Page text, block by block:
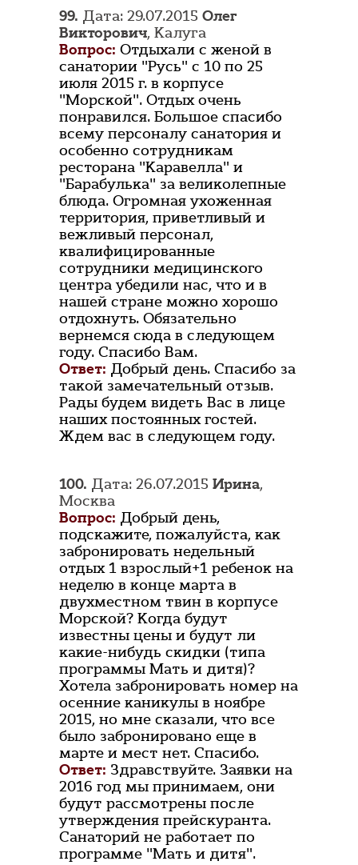
99. Дата: 29.07.2015 Олег
Викторович, Калуга
Вопрос: Отдыхали с женой в
санатории "Русь" с 10 по 25
июля 2015 г. в корпусе
"Морской". Отдых очень
понравился. Большое спасибо
всему персоналу санатория и
особенно сотрудникам
ресторана "Каравелла" и
"Барабулька" за великолепные
блюда. Огромная ухоженная
территория, приветливый и
вежливый персонал,
квалифицированные
сотрудники медицинского
центра убедили нас, что и в
нашей стране можно хорошо
отдохнуть. Обязательно
вернемся сюда в следующем
году. Спасибо Вам.
Ответ: Добрый день. Спасибо за
такой замечательный отзыв.
Рады будем видеть Вас в лице
наших постоянных гостей.
Ждем вас в следующем году.
100. Дата: 26.07.2015 Ирина,
Москва
Вопрос: Добрый день,
подскажите, пожалуйста, как
забронировать недельный
отдых 1 взрослый+1 ребенок на
неделю в конце марта в
двухместном твин в корпусе
Морской? Когда будут
известны цены и будут ли
какие-нибудь скидки (типа
программы Мать и дитя)?
Хотела забронировать номер на
осенние каникулы в ноябре
2015, но мне сказали, что все
было забронировано еще в
марте и мест нет. Спасибо.
Ответ: Здравствуйте. Заявки на
2016 год мы принимаем, они
будут рассмотрены после
утверждения прейскуранта.
Санаторий не работает по
программе "Мать и дитя".